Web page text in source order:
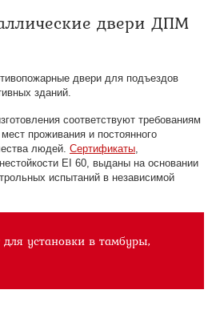
двери ДПМ
двери для подъездов
зданий.
соответствуют требованиям
проживания и постоянного
людей. Сертификаты
EI 60, выданы на основании
испытаний в независимой
установки в тамбуры,